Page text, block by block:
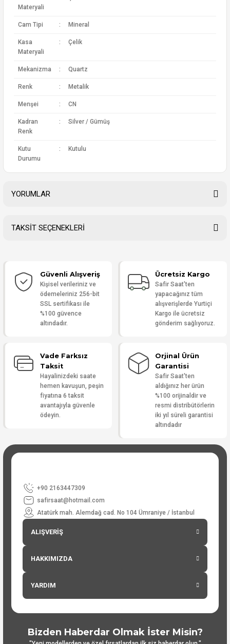
Materyali
Cam Tipi : Mineral
Kasa
Materyali
: Çelik
Mekanizma : Quartz
Renk : Metalik
Menşei : CN
Kadran
Renk
: Silver / Gümüş
Kutu
Durumu
: Kutulu
YORUMLAR
Yorum Yaz
TAKSİT SEÇENEKLERİ
Güvenli Alışveriş
Kişisel verileriniz ve
ödemeleriniz 256-bit
SSL sertifikası ile
%100 güvence
altındadır.
Ücretsiz Kargo
Safir Saat'ten
yapacağınız tüm
alışverişlerde Yurtiçi
Kargo ile ücretsiz
gönderim sağlıyoruz.
Vade Farksız
Taksit
Hayalinizdeki saate
hemen kavuşun, peşin
fiyatına 6 taksit
avantajıyla güvenle
ödeyin.
Orjinal Ürün
Garantisi
Safir Saat'ten
aldığınız her ürün
%100 orijinaldir ve
resmi distribütörlerin
iki yıl süreli garantisi
altındadır
+90 2163447309
safirsaat@hotmail.com
Atatürk mah. Alemdağ cad. No 104 Ümraniye / İstanbul
ALIŞVERİŞ
HAKKIMIZDA
YARDIM
Bizden Haberdar Olmak İster Misin?